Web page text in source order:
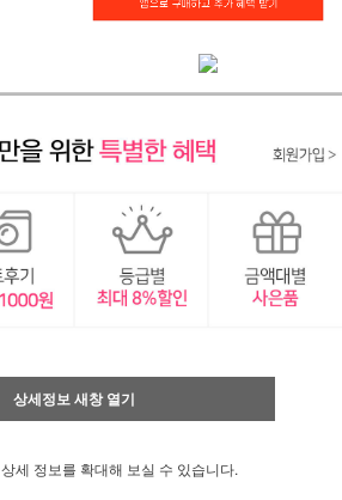
상세정보 새창 열기
상세 정보를 확대해 보실 수 있습니다.